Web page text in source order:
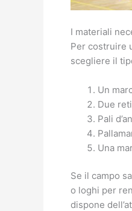
I materiali
Per costruire
scegliere il
Un
Due
Pali
Una
Se il campo
o loghi per
dispone